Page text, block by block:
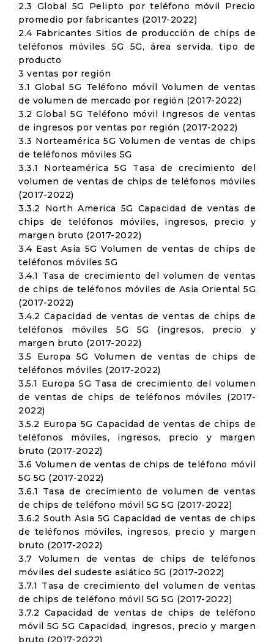
2.3 Global 5G Pelipto por teléfono móvil Precio
promedio por fabricantes (2017-2022)
2.4 Fabricantes Sitios de producción de chips de
teléfonos móviles 5G 5G, área servida, tipo de
producto
3 ventas por región
3.1 Global 5G Teléfono móvil Volumen de ventas
de volumen de mercado por región (2017-2022)
3.2 Global 5G Teléfono móvil Ingresos de ventas
de ingresos por ventas por región (2017-2022)
3.3 Norteamérica 5G Volumen de ventas de chips
de teléfonos móviles 5G
3.3.1 Norteamérica 5G Tasa de crecimiento del
volumen de ventas de chips de teléfonos móviles
(2017-2022)
3.3.2 North America 5G Capacidad de ventas de
chips de teléfonos móviles, ingresos, precio y
margen bruto (2017-2022)
3.4 East Asia 5G Volumen de ventas de chips de
teléfonos móviles 5G
3.4.1 Tasa de crecimiento del volumen de ventas
de chips de teléfonos móviles de Asia Oriental 5G
(2017-2022)
3.4.2 Capacidad de ventas de ventas de chips de
teléfonos móviles 5G 5G (ingresos, precio y
margen bruto (2017-2022)
3.5 Europa 5G Volumen de ventas de chips de
teléfonos móviles (2017-2022)
3.5.1 Europa 5G Tasa de crecimiento del volumen
de ventas de chips de teléfonos móviles (2017-
2022)
3.5.2 Europa 5G Capacidad de ventas de chips de
teléfonos móviles, ingresos, precio y margen
bruto (2017-2022)
3.6 Volumen de ventas de chips de teléfono móvil
5G 5G (2017-2022)
3.6.1 Tasa de crecimiento de volumen de ventas
de chips de teléfono móvil 5G 5G (2017-2022)
3.6.2 South Asia 5G Capacidad de ventas de chips
de teléfonos móviles, ingresos, precio y margen
bruto (2017-2022)
3.7 Volumen de ventas de chips de teléfonos
móviles del sudeste asiático 5G (2017-2022)
3.7.1 Tasa de crecimiento del volumen de ventas
de chips de teléfono móvil 5G 5G (2017-2022)
3.7.2 Capacidad de ventas de chips de teléfono
móvil 5G 5G Capacidad, ingresos, precio y margen
bruto (2017-2022)